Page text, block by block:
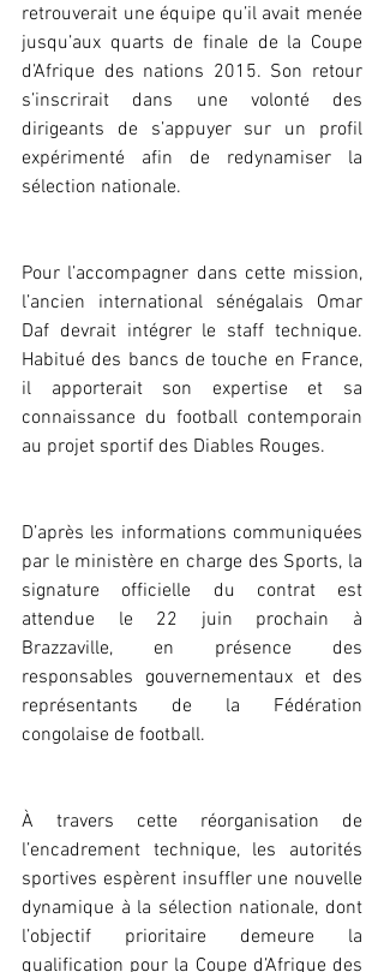
retrouverait une équipe qu’il avait menée
jusqu’aux quarts de finale de la Coupe
d’Afrique des nations 2015. Son retour
s’inscrirait dans une volonté des
dirigeants de s’appuyer sur un profil
expérimenté afin de redynamiser la
sélection nationale.
Pour l’accompagner dans cette mission,
l’ancien international sénégalais Omar
Daf devrait intégrer le staff technique.
Habitué des bancs de touche en France,
il apporterait son expertise et sa
connaissance du football contemporain
au projet sportif des Diables Rouges.
D’après les informations communiquées
par le ministère en charge des Sports, la
signature officielle du contrat est
attendue le 22 juin prochain à
Brazzaville, en présence des
responsables gouvernementaux et des
représentants de la Fédération
congolaise de football.
À travers cette réorganisation de
l’encadrement technique, les autorités
sportives espèrent insuffler une nouvelle
dynamique à la sélection nationale, dont
l’objectif prioritaire demeure la
qualification pour la Coupe d’Afrique des